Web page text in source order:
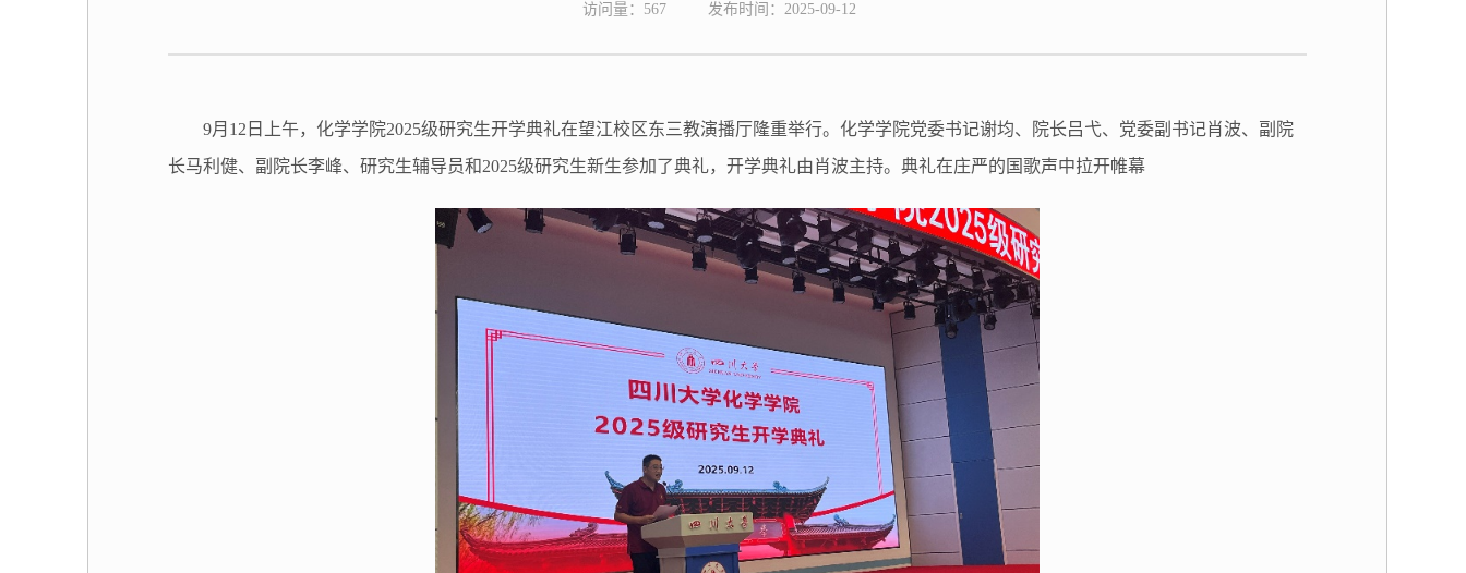
访问量： 567 发布时间：2025-09-12
9月 12 日上午，化学学院2025级研究生开学典礼在望江校区东三教演播厅隆重举行。化学学院党委书记谢均、院长吕弋、党委副书记肖波、副院
长马利健、副院长李峰、研究生辅导员和2025级研究生新生参加了典礼，开学典礼由肖波主持。典礼在庄严的国歌声中拉开帷幕